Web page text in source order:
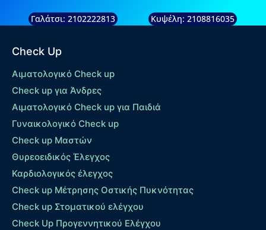
Γαλάτσι: 2102222813 Κυψέλη: 2108816035
Check Up
Αιματολογικό Check up
Check up για Άνδρες
Αιματολογικό Check up για Παιδιά
Γυναικολογικό Check up
Check up Μαστών
Θυρεοειδικός Έλεγχος
Καρδιολογικός έλεγχος
Check up Mέτρησης Οστικής Πυκνότητας
Check up Στοματικού ελέγχου
Check Up Προγεννητικού Ελέγχου